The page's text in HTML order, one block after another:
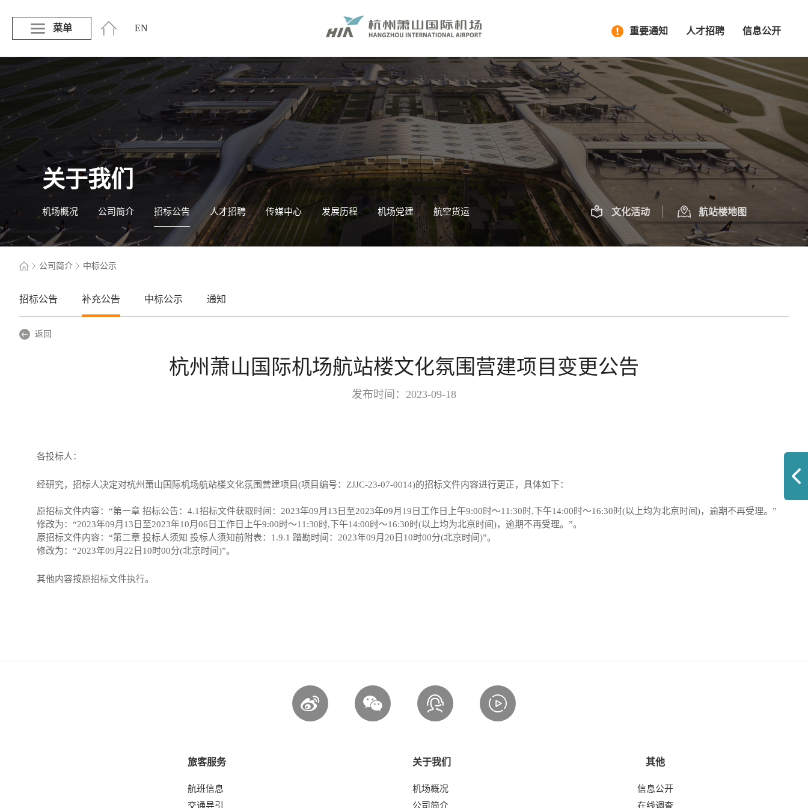
菜单 EN 信息公开
人才招聘
重要通知
关于我们
机场概况 公司简介 招标公告 人才招聘 传媒中心 发展历程 机场党建 航空货运 文化活动 航站楼地图
公司简介 中标公示
招标公告 补充公告 中标公示 通知
返回
杭州萧山国际机场航站楼文化氛围营建项目变更公告
发布时间：2023-09-18
各投标人：
经研究，招标人决定对杭州萧山国际机场航站楼文化氛围营建项目(项目编号： ZJJC-23-07-0014)的招标文件内容进行更正，具体如下：
原招标文件内容： “第一章 招标公告： 4.1招标文件获取时间：2023年09月13日至2023年09月19日工作日上午9:00时～11:30时,下午14:00时～16:30时(以上均为北京时间)，逾期不再受理。”
修改为： “2023年09月13日至2023年10月 06 日工作日上午9:00时～11:30时,下午14:00时～16:30时(以上均为北京时间)，逾期不再受理。”。
原招标文件内容： “第二章 投标人须知 投标人须知前附表： 1.9.1 踏勘时间： 2023年09月20日10时00分(北京时间)”。
修改为： “2023年09月 22 日 10时00分(北京时间)”。
其他内容按原招标文件执行。
旅客服务
航班信息
交通导引
关于我们
机场概况
公司简介
其他
信息公开
在线调查